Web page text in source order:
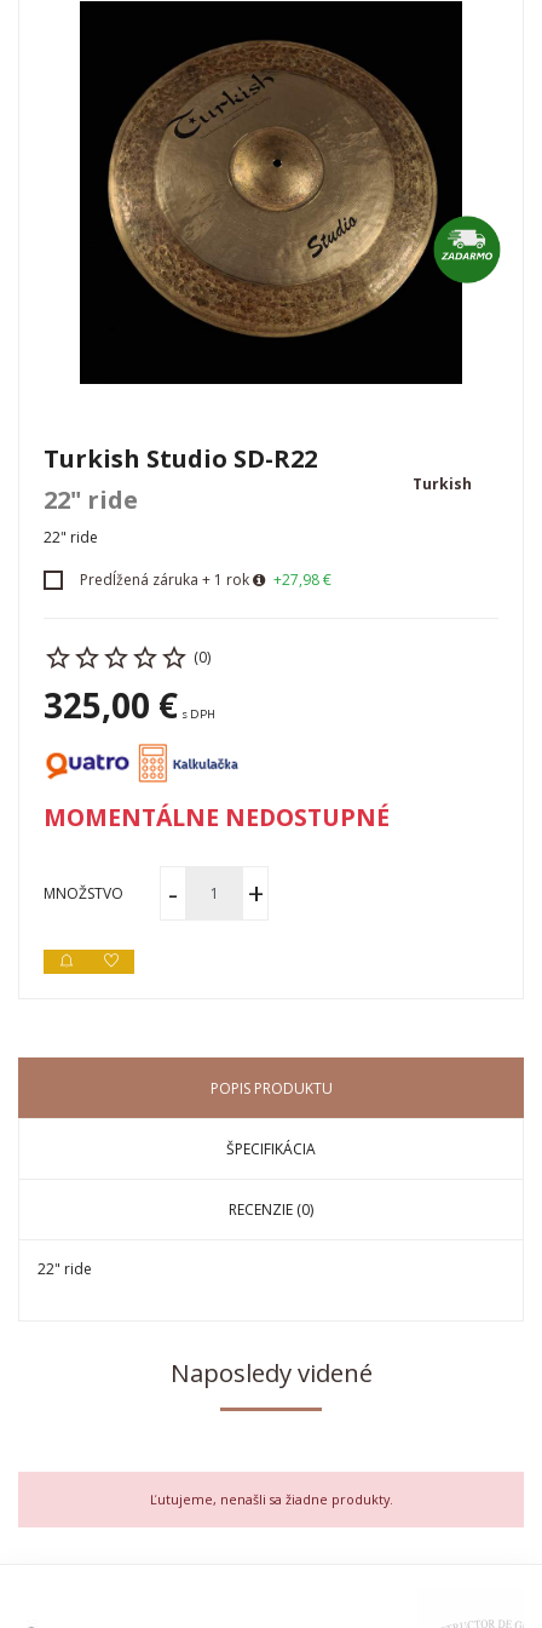
Turkish Studio SD-R22
22" ride
Turkish
22" ride
Predĺžená záruka + 1 rok +27,98 €
(0)
325,00 € s DPH
MOMENTÁLNE NEDOSTUPNÉ
MNOŽSTVO
POPIS PRODUKTU
ŠPECIFIKÁCIA
RECENZIE (0)
22" ride
Naposledy videné
Ľutujeme, nenašli sa žiadne produkty.